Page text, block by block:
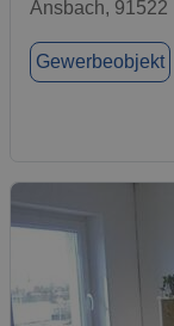
Ansbach, 91522
Gewerbeobjekt